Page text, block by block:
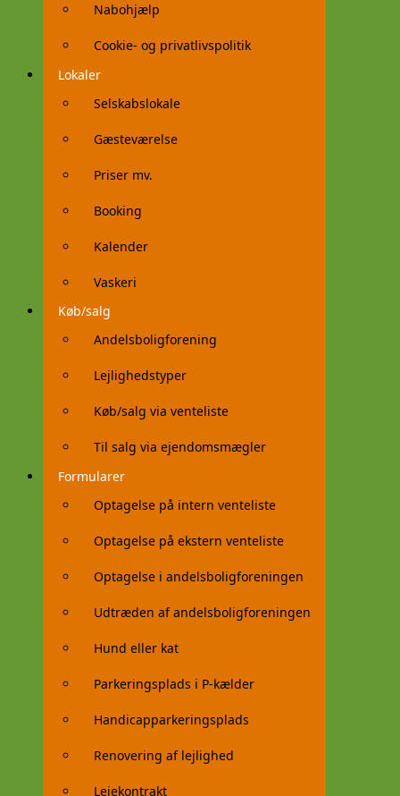
Nabohjælp
Cookie- og privatlivspolitik
Lokaler
Selskabslokale
Gæsteværelse
Priser mv.
Booking
Kalender
Vaskeri
Køb/salg
Andelsboligforening
Lejlighedstyper
Køb/salg via venteliste
Til salg via ejendomsmægler
Formularer
Optagelse på intern venteliste
Optagelse på ekstern venteliste
Optagelse i andelsboligforeningen
Udtræden af andelsboligforeningen
Hund eller kat
Parkeringsplads i P-kælder
Handicapparkeringsplads
Renovering af lejlighed
Lejekontrakt